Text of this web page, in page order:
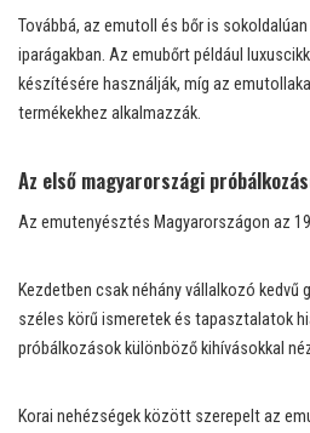
Továbbá, az emutoll és bőr is
iparágakban. Az emubőrt például
készítésére használják, míg az
termékekhez alkalmazzák.
Az első magyarországi
Az emutenyésztés Magyarországon az
Kezdetben csak néhány vállalkozó
széles körű ismeretek és tapasztalatok
próbálkozások különböző kihívásokkal
Korai nehézségek között szerepelt az